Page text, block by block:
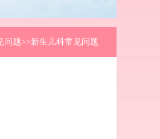
问题>>新生儿科常见问题